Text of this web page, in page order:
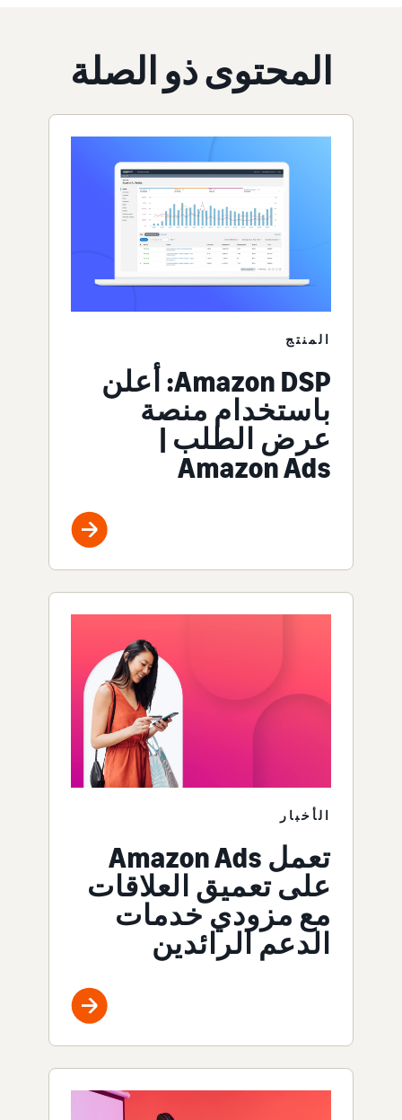
المحتوى ذو الصلة
المنتج
Amazon DSP: أعلن
باستخدام منصة
عرض الطلب |
Amazon Ads
الأخبار
تعمل Amazon Ads
على تعميق العلاقات
مع مزودي خدمات
الدعم الرائدين